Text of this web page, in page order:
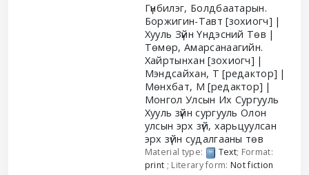
Гүнбилэг, Болдбаатарын.
Боржигин-Тавт [зохиогч]
Хууль Зүйн Үндэсний Төв
Төмөр, Амарсанаагийн.
Хайртынхан [зохиогч]
Мэндсайхан, Т [редактор]
Мөнхбат, М [редактор]
Монгол Улсын Их Сургууль
Хууль зүйн сургууль Олон
улсын эрх зүй, харьцуулсан
эрх зүйн судалгааны төв
Material type: Text; Format:
print ; Literary form:Not fiction